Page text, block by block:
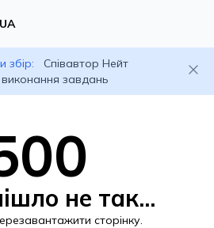
збір:
Співавтор Нейт
завдань
не так...
сторінку.